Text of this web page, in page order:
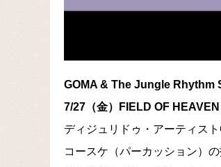
GOMA & The Jungle Rhythm
7/27（金）FIELD OF HEAVEN
ディジュリドゥ・アーティス
コースケ（パーカッション）